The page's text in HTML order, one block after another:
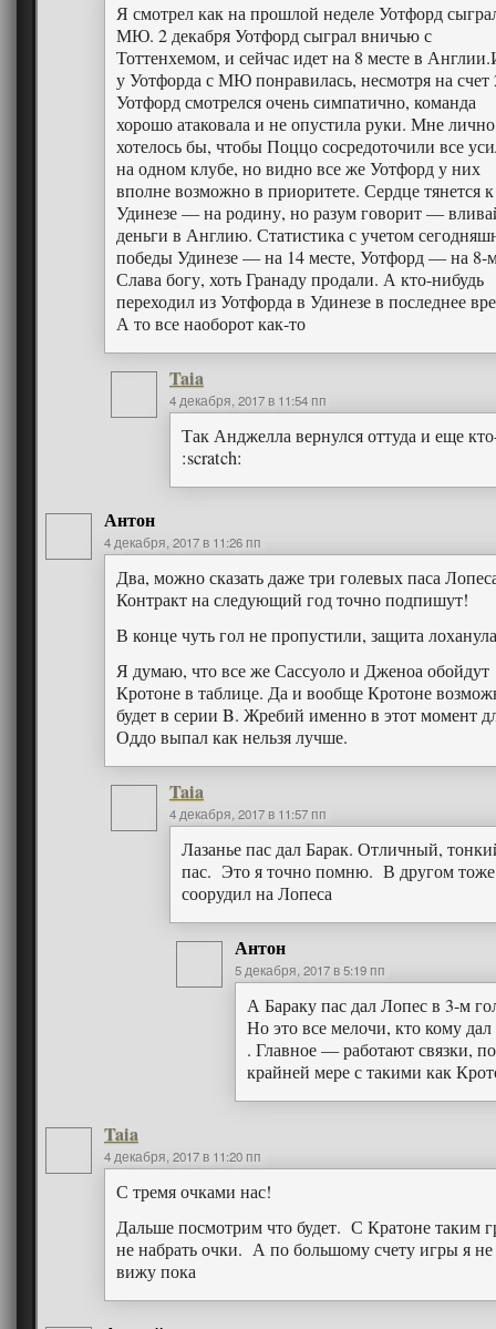
Я смотрел как на прошлой неделе Уотфорд
МЮ. 2 декабря Уотфорд сыграл вничью с
Тоттенхемом, и сейчас идет на 8 месте в
у Уотфорда с МЮ понравилась, несмотря на счет
Уотфорд смотрелся очень симпатично, команда
хорошо атаковала и не опустила руки. Мне лично
хотелось бы, чтобы Поццо сосредоточили все
на одном клубе, но видно все же Уотфорд у них
вполне возможно в приоритете. Сердце тянется к
Удинезе — на родину, но разум говорит —
деньги в Англию. Статистика с учетом
победы Удинезе — на 14 месте, Уотфорд — на 8-
Слава богу, хоть Гранаду продали. А кто-нибудь
переходил из Уотфорда в Удинезе в последнее
А то все наоборот как-то
Taia
4 декабря, 2017 в 11:54 пп
Так Анджелла вернулся оттуда и еще
:scratch:
Антон
4 декабря, 2017 в 11:26 пп
Два, можно сказать даже три голевых паса
Контракт на следующий год точно подпишут!
В конце чуть гол не пропустили, защита
Я думаю, что все же Сассуоло и Дженоа обойдут
Кротоне в таблице. Да и вообще Кротоне
будет в серии B. Жребий именно в этот момент
Оддо выпал как нельзя лучше.
Taia
4 декабря, 2017 в 11:57 пп
Лазанье пас дал Барак. Отличный,
пас. Это я точно помню. В другом
соорудил на Лопеса
Антон
5 декабря, 2017 в 5:19 пп
А Бараку пас дал Лопес в 3-м
Но это все мелочи, кто кому дал
. Главное — работают связки, по
крайней мере с такими как
Taia
4 декабря, 2017 в 11:20 пп
С тремя очками нас!
Дальше посмотрим что будет. С Кратоне таким
не набрать очки. А по большому счету игры я не
вижу пока